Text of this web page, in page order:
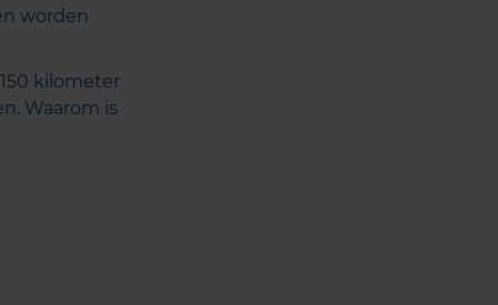
worden
kilometer
Waarom is